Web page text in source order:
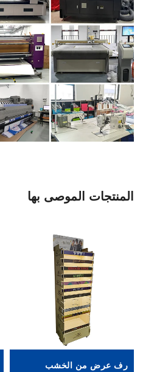
المنتجات الموصى بها
رف عرض من الخشب